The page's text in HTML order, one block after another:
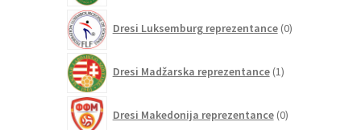
Dresi Luksemburg reprezentance 0izdelkov
Dresi Madžarska reprezentance 1izdelek
Dresi Makedonija reprezentance 0izdelkov